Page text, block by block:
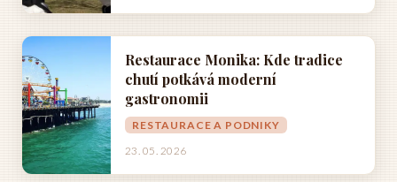
Restaurace Monika: Kde tradice
chutí potkává moderní
gastronomii
RESTAURACE A PODNIKY
23. 05. 2026